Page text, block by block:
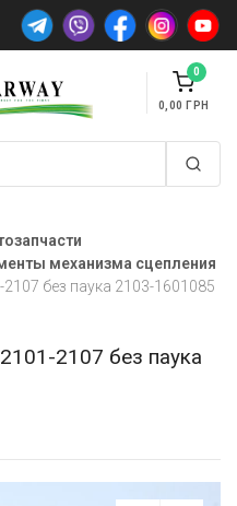
0
0,00
механизма сцепления
без паука 2103-1601085
2107 без паука